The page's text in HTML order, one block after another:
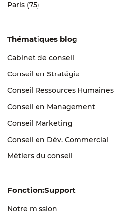
Paris (75)
Thématiques blog
Cabinet de conseil
Conseil en Stratégie
Conseil Ressources Humaines
Conseil en Management
Conseil Marketing
Conseil en Dév. Commercial
Métiers du conseil
Fonction:Support
Notre mission